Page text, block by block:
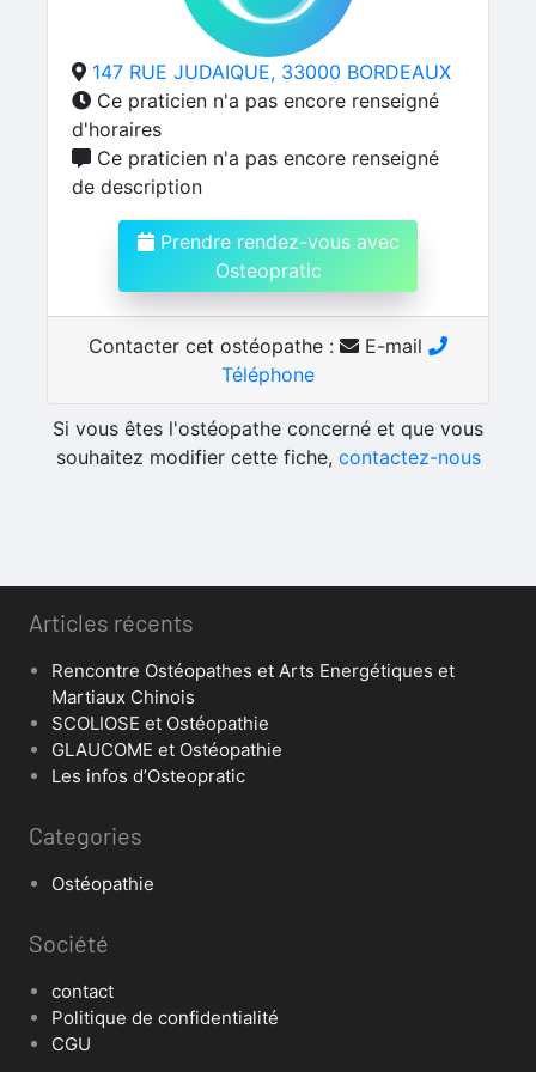
147 RUE JUDAIQUE, 33000 BORDEAUX
Ce praticien n'a pas encore renseigné
d'horaires
Ce praticien n'a pas encore renseigné
de description
Prendre rendez-vous avec
Osteopratic
Contacter cet ostéopathe :
E-mail
Téléphone
Si vous êtes l'ostéopathe concerné et que vous
souhaitez modifier cette fiche, contactez-nous
Articles récents
Rencontre Ostéopathes et Arts Energétiques et
Martiaux Chinois
SCOLIOSE et Ostéopathie
GLAUCOME et Ostéopathie
Les infos d’Osteopratic
Categories
Ostéopathie
Société
contact
Politique de confidentialité
CGU